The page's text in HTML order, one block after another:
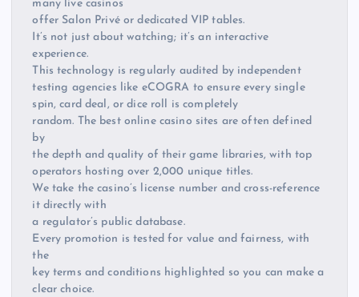
many live casinos
offer Salon Privé or dedicated VIP tables.
It’s not just about watching; it’s an interactive
experience.
This technology is regularly audited by independent
testing agencies like eCOGRA to ensure every single
spin, card deal, or dice roll is completely
random. The best online casino sites are often defined
by
the depth and quality of their game libraries, with top
operators hosting over 2,000 unique titles.
We take the casino’s license number and cross-reference
it directly with
a regulator’s public database.
Every promotion is tested for value and fairness, with
the
key terms and conditions highlighted so you can make a
clear choice.